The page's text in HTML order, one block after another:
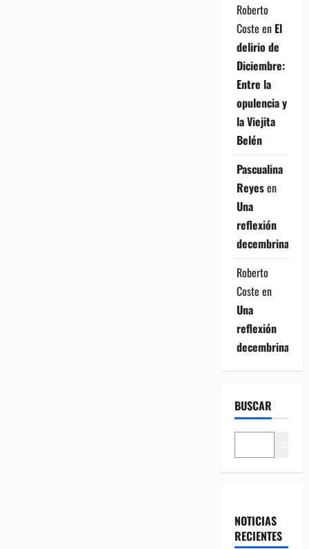
Roberto
Coste en El
delirio de
Diciembre:
Entre la
opulencia y
la Viejita
Belén
Pascualina
Reyesen
Una
reflexión
decembrina
Roberto
Coste en
Una
reflexión
decembrina
BUSCAR
NOTICIAS
RECIENTES